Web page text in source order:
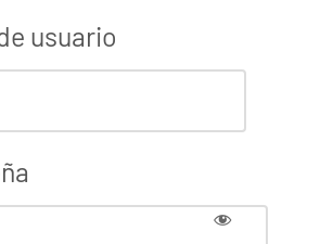
usuario